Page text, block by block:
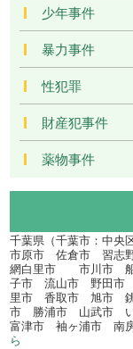
少年事件
暴力事件
性犯罪
財産犯事件
薬物事件
千葉県（千葉市：中
市原市 佐倉市 習志
網白里市 市川市
子市 流山市 野田
里市 香取市 旭市
市 勝浦市 山武市
富津市 袖ヶ浦市 南
ら